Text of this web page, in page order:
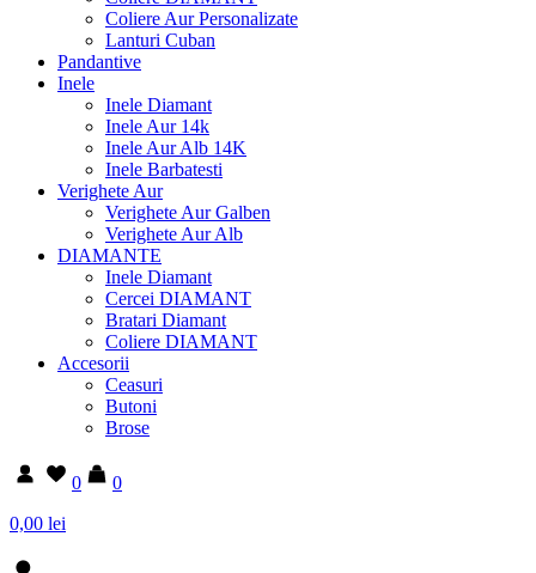
Coliere Aur Personalizate
Lanturi Cuban
Pandantive
Inele
Inele Diamant
Inele Aur 14k
Inele Aur Alb 14K
Inele Barbatesti
Verighete Aur
Verighete Aur Galben
Verighete Aur Alb
DIAMANTE
Inele Diamant
Cercei DIAMANT
Bratari Diamant
Coliere DIAMANT
Accesorii
Ceasuri
Butoni
Brose
0
0
0,00 lei